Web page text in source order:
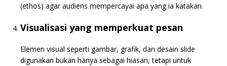
(ethos) agar audiens mempercayai apa yang ia katakan.
Visualisasi yang memperkuat pesan
Elemen visual seperti gambar, grafik, dan desain slide
digunakan bukan hanya sebagai hiasan, tetapi untuk